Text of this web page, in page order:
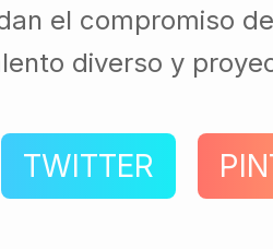
el compromiso
diverso y
TWITTER